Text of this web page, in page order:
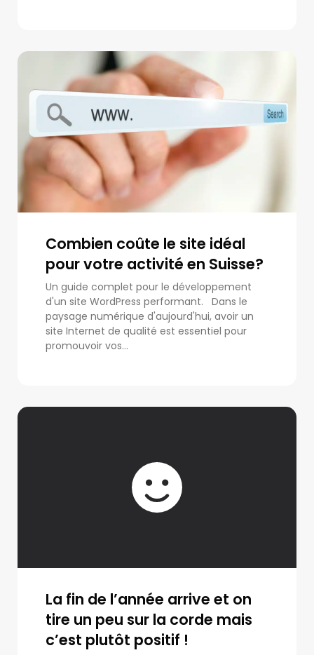
Combien coûte le site idéal
pour votre activité en Suisse?
Un guide complet pour le développement
d'un site WordPress performant. Dans le
paysage numérique d'aujourd'hui, avoir un
site Internet de qualité est essentiel pour
promouvoir vos...
La fin de l’année arrive et on
tire un peu sur la corde mais
c’est plutôt positif !